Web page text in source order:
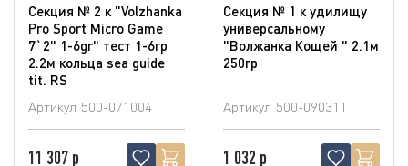
Секция № 2 к "Volzhanka
Pro Sport Micro Game
7`2" 1-6gr" тест 1-6гр
2.2м кольца sea guide
tit. RS
Артикул 500-071004
11 307 р
Секция № 1 к удилищу
универсальному
"Волжанка Кощей " 2.1м
250гр
Артикул 500-090311
1 032 р